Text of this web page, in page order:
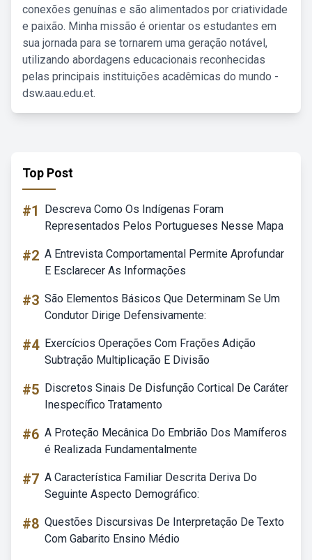
conexões genuínas e são alimentados por criatividade
e paixão. Minha missão é orientar os estudantes em
sua jornada para se tornarem uma geração notável,
utilizando abordagens educacionais reconhecidas
pelas principais instituições acadêmicas do mundo -
dsw.aau.edu.et.
Top Post
#1
Descreva Como Os Indígenas Foram
Representados Pelos Portugueses Nesse Mapa
#2 A Entrevista Comportamental Permite Aprofundar
E Esclarecer As Informações
#3 São Elementos Básicos Que Determinam Se Um
Condutor Dirige Defensivamente:
#4 Exercícios Operações Com Frações Adição
Subtração Multiplicação E Divisão
#5 Discretos Sinais De Disfunção Cortical De Caráter
Inespecífico Tratamento
#6 A Proteção Mecânica Do Embrião Dos Mamíferos
é Realizada Fundamentalmente
#7 A Característica Familiar Descrita Deriva Do
Seguinte Aspecto Demográfico:
#8 Questões Discursivas De Interpretação De Texto
Com Gabarito Ensino Médio